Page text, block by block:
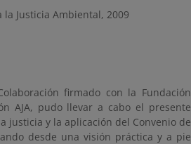
la Justicia Ambiental, 2009
firmado con la Fundación
AJA, pudo llevar a cabo el presente
justicia y la aplicación del Convenio de
desde una visión práctica y a pie